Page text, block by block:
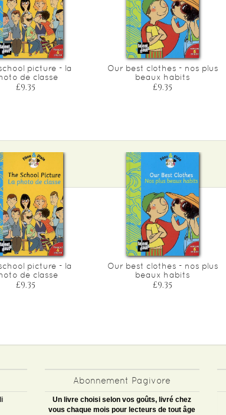
picture - la
de classe
£9.35
Our best clothes - nos plus
beaux habits
£9.35
picture - la
de classe
£9.35
Our best clothes - nos plus
beaux habits
£9.35
Abonnement Pagivore
Un livre choisi selon vos goûts, livré chez
vous chaque mois pour lecteurs de tout âge